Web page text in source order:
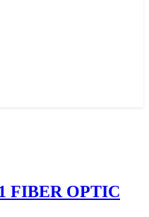
FIBER OPTIC